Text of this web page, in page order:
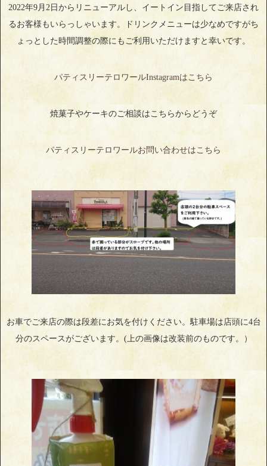
2022年9月2日からリニューアルし、イートイン目指してご来店され
るお客様もいらっしゃいます。ドリンクメニューは少なめですがち
ょっとした時間調整の際にもご利用いただけますと幸いです。
パティスリーテロワールInstagramはこちら
焼菓子やケーキのご相談はこちらからどうぞ
パティスリーテロワールお問い合わせはこちら
お車でご来店の際は段差にお気を付けください。駐車場は店頭に4台
分のスペースがございます。(上の画像は改装前のものです。）